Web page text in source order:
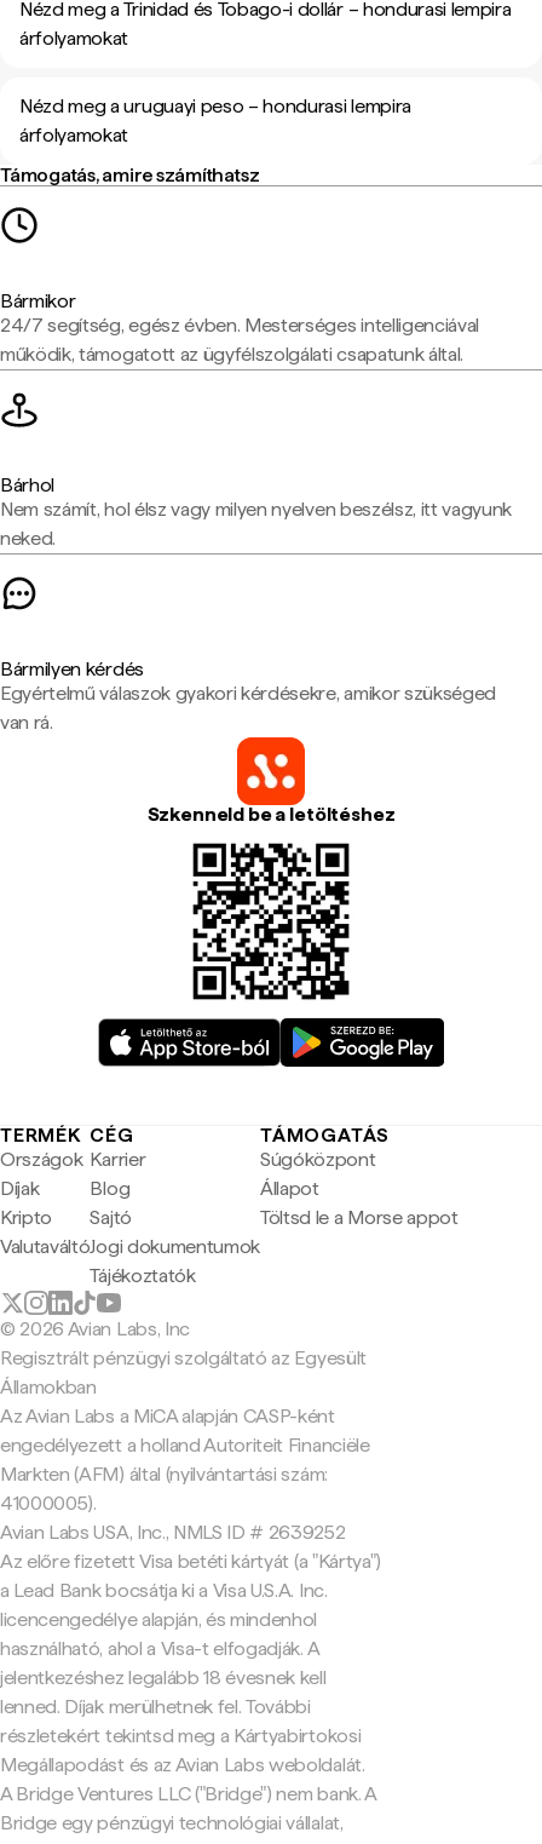
Nézd meg a Trinidad és Tobago-i dollár – hondurasi lempira
árfolyamokat
Nézd meg a uruguayi peso – hondurasi lempira
árfolyamokat
Támogatás, amire számíthatsz
Bármikor
24/7 segítség, egész évben. Mesterséges intelligenciával
működik, támogatott az ügyfélszolgálati csapatunk által.
Bárhol
Nem számít, hol élsz vagy milyen nyelven beszélsz, itt vagyunk
neked.
Bármilyen kérdés
Egyértelmű válaszok gyakori kérdésekre, amikor szükséged
van rá.
Szkenneld be a letöltéshez
TERMÉK
Országok
Díjak
Kripto
Valutaváltó
CÉG
Karrier
Blog
Sajtó
Jogi dokumentumok
Tájékoztatók
TÁMOGATÁS
Súgóközpont
Állapot
Töltsd le a Morse appot
© 2026 Avian Labs, Inc
Regisztrált pénzügyi szolgáltató az Egyesült
Államokban
Az Avian Labs a MiCA alapján CASP-ként
engedélyezett a holland Autoriteit Financiële
Markten (AFM) által (nyilvántartási szám:
41000005).
Avian Labs USA, Inc., NMLS ID # 2639252
Az előre fizetett Visa betéti kártyát (a "Kártya")
a Lead Bank bocsátja ki a Visa U.S.A. Inc.
licencengedélye alapján, és mindenhol
használható, ahol a Visa-t elfogadják. A
jelentkezéshez legalább 18 évesnek kell
lenned. Díjak merülhetnek fel. További
részletekért tekintsd meg a Kártyabirtokosi
Megállapodást és az Avian Labs weboldalát.
A Bridge Ventures LLC ("Bridge") nem bank. A
Bridge egy pénzügyi technológiai vállalat,